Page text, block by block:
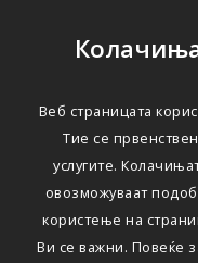
Веб страницата
Тие се
услугите.
овозможуваат
користење на
Ви се важни. Повеќе